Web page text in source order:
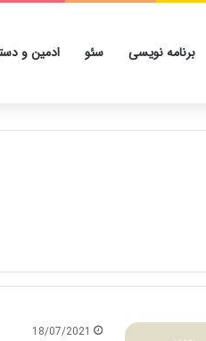
برنامه نویسی سئو ادمین و
18/07/2021